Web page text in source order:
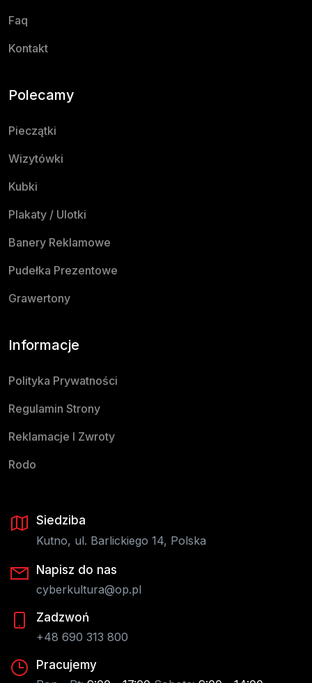
Faq
Kontakt
Polecamy
Pieczątki
Wizytówki
Kubki
Plakaty / Ulotki
Banery Reklamowe
Pudełka Prezentowe
Grawertony
Informacje
Polityka Prywatności
Regulamin Strony
Reklamacje I Zwroty
Rodo
Siedziba
Kutno, ul. Barlickiego 14, Polska
Napisz do nas
cyberkultura@op.pl
Zadzwoń
+48 690 313 800
Pracujemy